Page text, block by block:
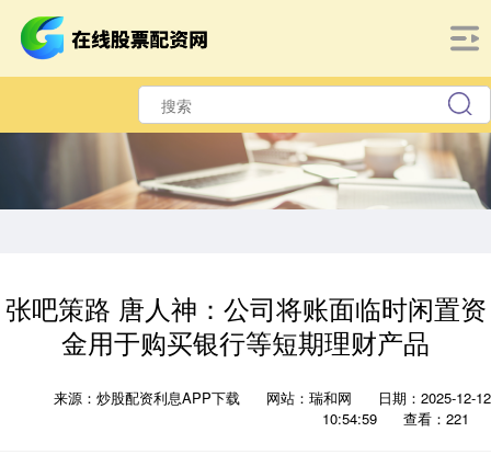
张吧策路 唐人神：公司将账面临时闲置资
金用于购买银行等短期理财产品
来源：炒股配资利息APP下载 网站：瑞和网
日期：2025-12-12
10:54:59
查看：221